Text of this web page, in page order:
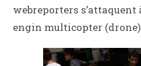
webreporters s’attaquent
engin multicopter (drone)